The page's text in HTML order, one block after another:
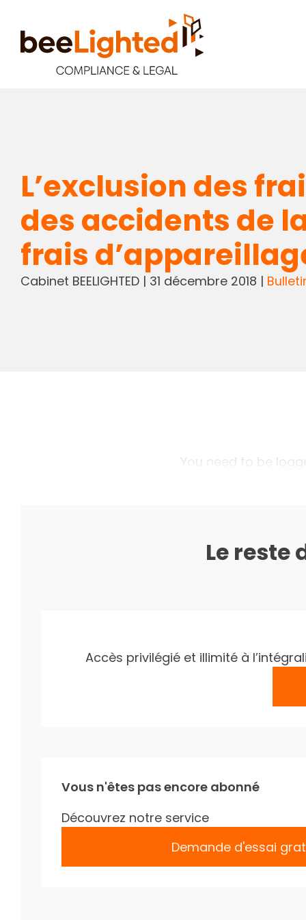
L’exclusion des
des accidents de
frais
Cabinet BEELIGHTED| 31 décembre 2018 |
You need to be
Le reste
Accès privilégié et illimité à
Vous n'êtes pas encore abonné
Découvrez notre service
Demande d'essai